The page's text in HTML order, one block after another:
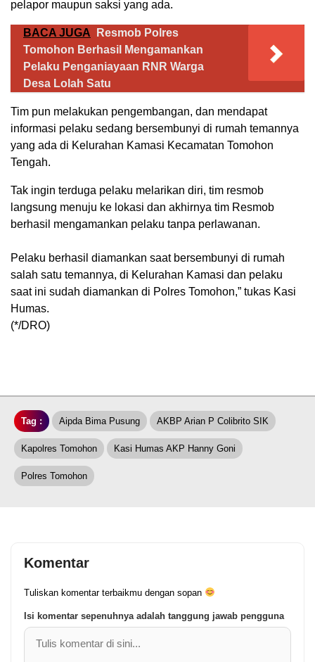
pelapor maupun saksi yang ada.
BACA JUGA
Resmob Polres
Tomohon Berhasil Mengamankan
Pelaku Penganiayaan RNR Warga
Desa Lolah Satu
Tim pun melakukan pengembangan, dan mendapat
informasi pelaku sedang bersembunyi di rumah temannya
yang ada di Kelurahan Kamasi Kecamatan Tomohon
Tengah.
Tak ingin terduga pelaku melarikan diri, tim resmob
langsung menuju ke lokasi dan akhirnya tim Resmob
berhasil mengamankan pelaku tanpa perlawanan.
Pelaku berhasil diamankan saat bersembunyi di rumah
salah satu temannya, di Kelurahan Kamasi dan pelaku
saat ini sudah diamankan di Polres Tomohon,” tukas Kasi
Humas.
(*/DRO)
Tag : Aipda Bima Pusung AKBP Arian P Colibrito SIK
Kapolres Tomohon Kasi Humas AKP Hanny Goni
Polres Tomohon
Komentar
Tuliskan komentar terbaikmu dengan sopan
Isi komentar sepenuhnya adalah tanggung jawab pengguna